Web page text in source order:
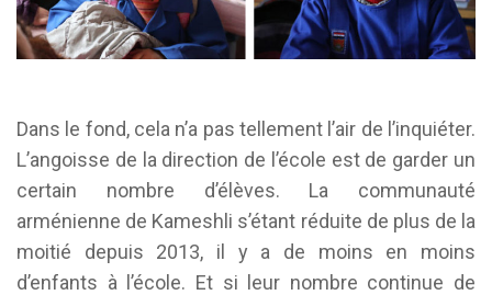
Dans le fond, cela n’a pas tellement l’air de l’inquiéter.
L’angoisse de la direction de l’école est de garder un
certain nombre d’élèves. La communauté
arménienne de Kameshli s’étant réduite de plus de la
moitié depuis 2013, il y a de moins en moins
d’enfants à l’école. Et si leur nombre continue de